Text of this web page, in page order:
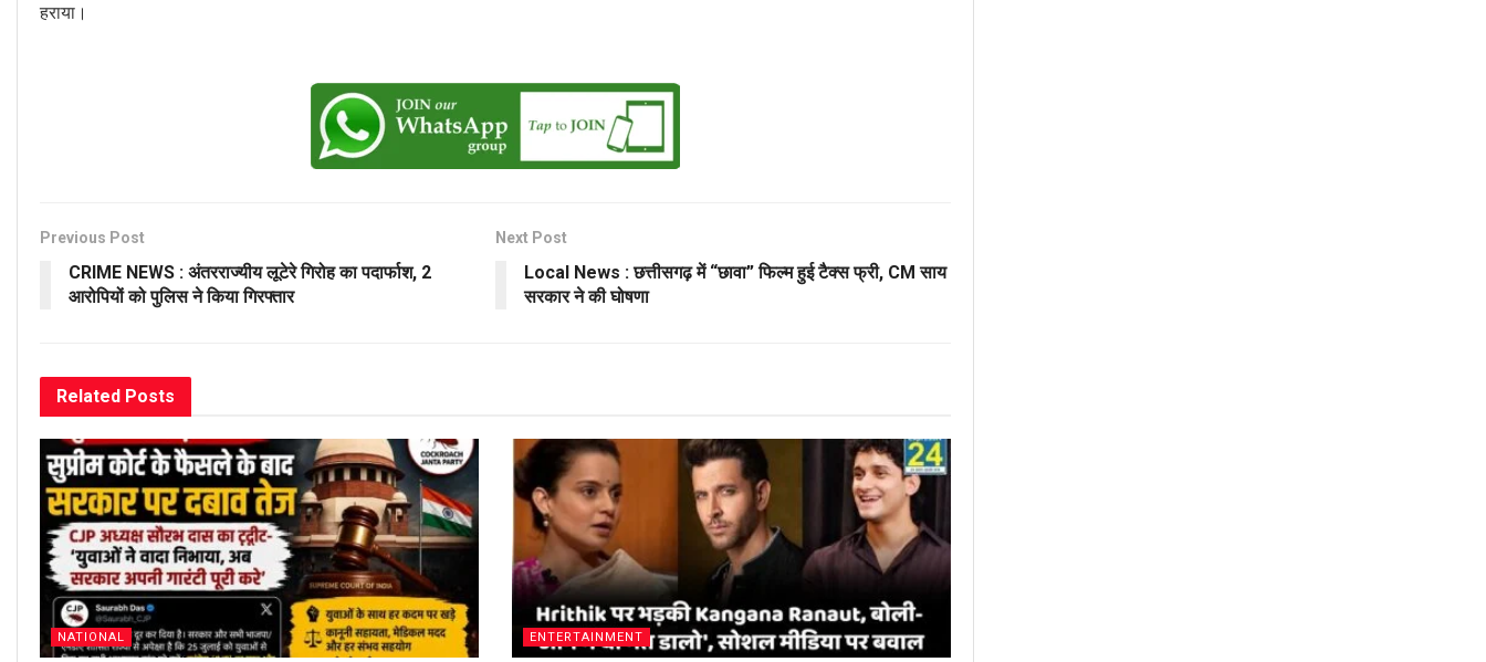
हराया।
Previous Post
CRIME NEWS : अंतरराज्यीय लूटेरे गिरोह का पदार्फाश, 2
आरोपियों को पुलिस ने किया गिरफ्तार
Next Post
Local News : छत्तीसगढ़ में “छावा” फिल्म हुई टैक्स फ्री, CM साय
सरकार ने की घोषणा
Related Posts
NATIONAL ENTERTAINMENT